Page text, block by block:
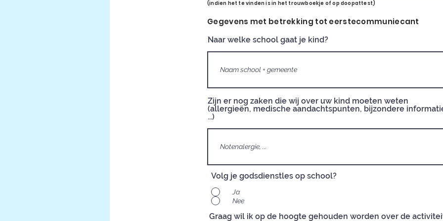
(indien het te vinden is in het trouwboekje of op doopattest)
Gegevens met betrekking tot eerstecommuniecant
Naar welke school gaat je kind?
Zijn er nog zaken die wij over uw kind moeten weten
(allergieën, medische aandachtspunten, bijzondere
...)
Volg je godsdienstles op school?
Ja
Nee
Graag wil ik op de hoogte gehouden worden over de